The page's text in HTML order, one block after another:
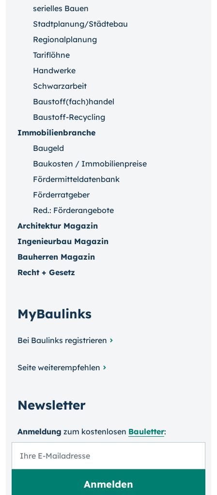
serielles Bauen
Stadtplanung/Städtebau
Regionalplanung
Tariflöhne
Handwerke
Schwarzarbeit
Baustoff(fach)handel
Baustoff-Recycling
Immobilienbranche
Baugeld
Baukosten / Immobilienpreise
Fördermitteldatenbank
Förderratgeber
Red.: Förderangebote
Architektur Magazin
Ingenieurbau Magazin
Bauherren Magazin
Recht + Gesetz
MyBaulinks
Bei Baulinks registrieren
Seite weiterempfehlen
Newsletter
Anmeldung zum kosten­losen Bauletter: